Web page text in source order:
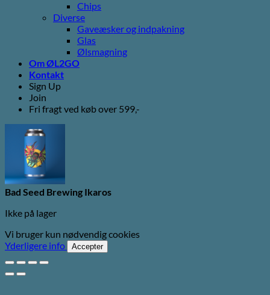
Chips
Diverse
Gaveæsker og indpakning
Glas
Ølsmagning
Om ØL2GO
Kontakt
Sign Up
Join
Fri fragt ved køb over 599,-
Bad Seed Brewing Ikaros
Ikke på lager
Vi bruger kun nødvendig cookies
Yderligere info
Accepter